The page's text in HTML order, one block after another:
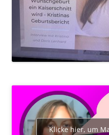
Klicke hier, um